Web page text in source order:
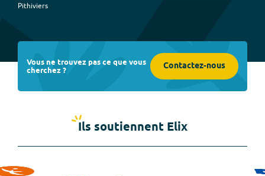
Pithiviers
Vous ne trouvez pas ce que vous
cherchez ? Contactez-nous
Ils soutiennent Elix